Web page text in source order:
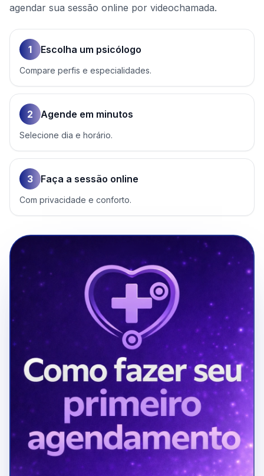
agendar sua sessão online por videochamada.
1 Escolha um psicólogo
Compare perfis e especialidades.
2 Agende em minutos
Selecione dia e horário.
3 Faça a sessão online
Com privacidade e conforto.